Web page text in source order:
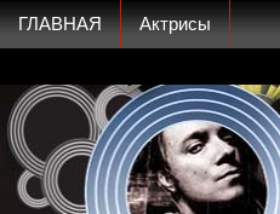
ГЛАВНАЯ Актрисы